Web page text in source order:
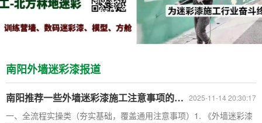
南阳外墙迷彩漆报道
2025-11-14 20:30:17
南阳推荐一些外墙迷彩漆施工注意事项的视频教程
一、全流程实操类（夯实基础，覆盖通用注意事项）1. 《外墙迷彩漆